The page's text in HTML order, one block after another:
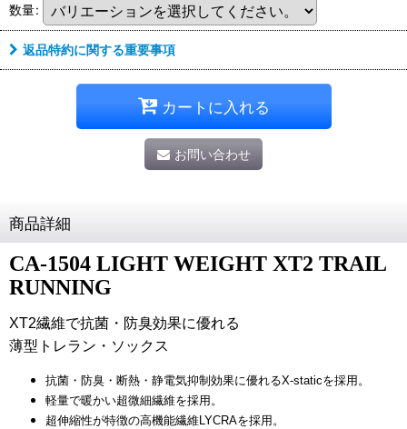
数量:
返品特約に関する重要事項
カートに入れる
お問い合わせ
商品詳細
CA-1504 LIGHT WEIGHT XT2 TRAIL
RUNNING
XT2繊維で抗菌・防臭効果に優れる
薄型トレラン・ソックス
抗菌・防臭・断熱・静電気抑制効果に優れるX-staticを採用。
軽量で暖かい超微細繊維を採用。
超伸縮性が特徴の高機能繊維LYCRAを採用。